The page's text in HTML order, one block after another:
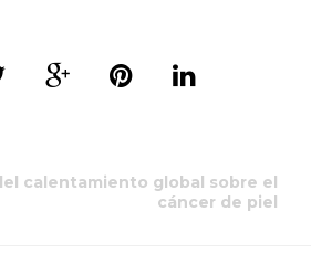
calentamiento global sobre el
cáncer de piel